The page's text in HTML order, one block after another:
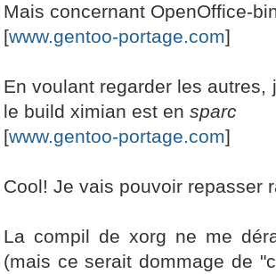
Mais concernant OpenOffice-
[www.gentoo-portage.com]
En voulant regarder les autres,
le build ximian est en sparc
[www.gentoo-portage.com]
Cool! Je vais pouvoir repasser
La compil de xorg ne me
(mais ce serait dommage de